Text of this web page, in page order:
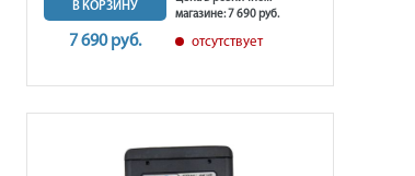
В КОРЗИНУ
7 690 руб.
магазине: 7 690 руб.
отсутствует